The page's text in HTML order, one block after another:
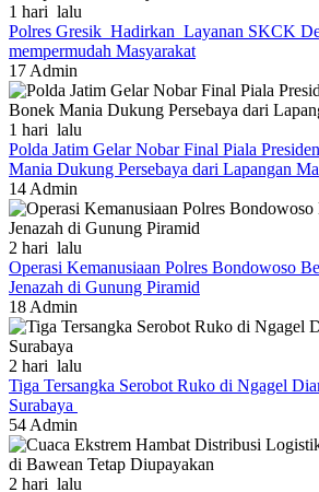
1 hari lalu
Polres Gresik Hadirkan Layanan SKCK
mempermudah Masyarakat
17 Admin
1 hari lalu
Polda Jatim Gelar Nobar Final Piala
Mania Dukung Persebaya dari Lapangan
14 Admin
2 hari lalu
Operasi Kemanusiaan Polres Bondowoso
Jenazah di Gunung Piramid
18 Admin
2 hari lalu
Tiga Tersangka Serobot Ruko di Ngagel
Surabaya
54 Admin
2 hari lalu